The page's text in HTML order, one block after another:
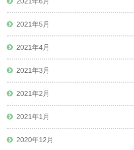
2021年5月
2021年4月
2021年3月
2021年2月
2021年1月
2020年12月